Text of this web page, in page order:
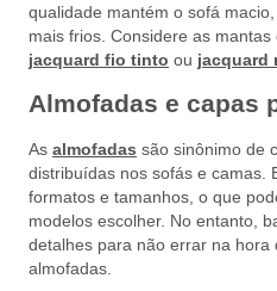
qualidade mantém o sofá
mais frios. Considere as mantas
jacquard fio tinto ou jacquard
Almofadas e capas
As almofadas são sinônimo de
distribuídas nos sofás e camas.
formatos e tamanhos, o que
modelos escolher. No entanto,
detalhes para não errar na
almofadas.